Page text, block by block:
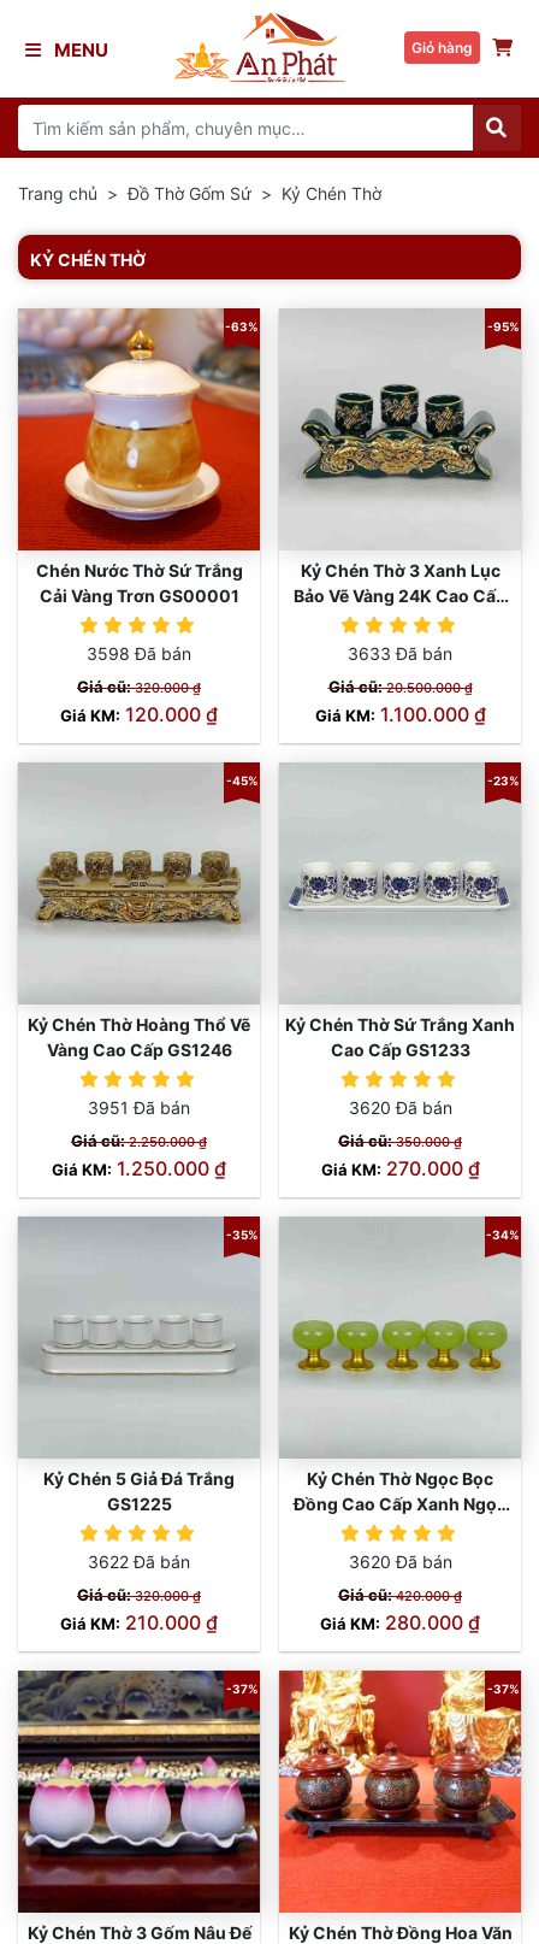
MENU Giỏ hàng
Trang chủ Đồ Thờ Gốm Sứ Kỷ Chén Thờ
KỶ CHÉN THỜ
-63%
Chén Nước Thờ Sứ Trắng
Cải Vàng Trơn GS00001
3598 Đã bán
Giá cũ:320.000 ₫
Giá KM: 120.000 ₫
-95%
Kỷ Chén Thờ 3 Xanh Lục
Bảo Vẽ Vàng 24K Cao Cấp
GS1259
3633 Đã bán
Giá cũ:20.500.000 ₫
Giá KM: 1.100.000 ₫
-45%
Kỷ Chén Thờ Hoàng Thổ Vẽ
Vàng Cao Cấp GS1246
3951 Đã bán
Giá cũ:2.250.000 ₫
Giá KM: 1.250.000 ₫
-23%
Kỷ Chén Thờ Sứ Trắng Xanh
Cao Cấp GS1233
3620 Đã bán
Giá cũ:350.000 ₫
Giá KM: 270.000 ₫
-35%
Kỷ Chén 5 Giả Đá Trắng
GS1225
3622 Đã bán
Giá cũ:320.000 ₫
Giá KM: 210.000 ₫
-34%
Kỷ Chén Thờ Ngọc Bọc
Đồng Cao Cấp Xanh Ngọc
GS1220
3620 Đã bán
Giá cũ:420.000 ₫
Giá KM: 280.000 ₫
-37%
Kỷ Chén Thờ 3 Gốm Nâu Đế
-37%
Kỷ Chén Thờ Đồng Hoa Văn